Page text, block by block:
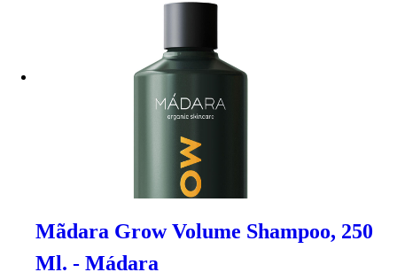
Mãdara Grow Volume Shampoo, 250
Ml. - Mádara